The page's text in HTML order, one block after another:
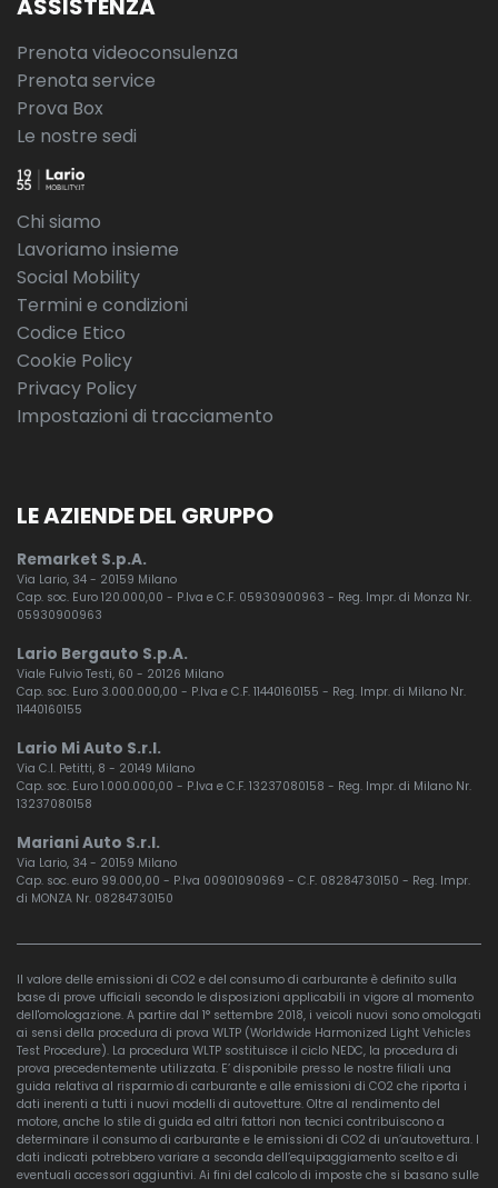
Prenota videoconsulenza
Prenota service
Prova Box
Le nostre sedi
Chi siamo
Lavoriamo insieme
Social Mobility
Termini e condizioni
Codice Etico
Cookie Policy
Privacy Policy
Impostazioni di tracciamento
LE AZIENDE DEL GRUPPO
Remarket S.p.A.
Via Lario, 34 - 20159 Milano
Cap. soc. Euro 120.000,00 - P.Iva e C.F. 05930900963 - Reg. Impr. di Monza Nr.
05930900963
Lario Bergauto S.p.A.
Viale Fulvio Testi, 60 - 20126 Milano
Cap. soc. Euro 3.000.000,00 - P.Iva e C.F. 11440160155 - Reg. Impr. di Milano Nr.
11440160155
Lario Mi Auto S.r.l.
Via C.I. Petitti, 8 - 20149 Milano
Cap. soc. Euro 1.000.000,00 - P.Iva e C.F. 13237080158 - Reg. Impr. di Milano Nr.
13237080158
Mariani Auto S.r.l.
Via Lario, 34 - 20159 Milano
Cap. soc. euro 99.000,00 - P.Iva 00901090969 - C.F. 08284730150 - Reg. Impr.
di MONZA Nr. 08284730150
Il valore delle emissioni di CO2 e del consumo di carburante è definito sulla
base di prove ufficiali secondo le disposizioni applicabili in vigore al momento
dell'omologazione. A partire dal 1° settembre 2018, i veicoli nuovi sono omologati
ai sensi della procedura di prova WLTP (Worldwide Harmonized Light Vehicles
Test Procedure). La procedura WLTP sostituisce il ciclo NEDC, la procedura di
prova precedentemente utilizzata. E’ disponibile presso le nostre filiali una
guida relativa al risparmio di carburante e alle emissioni di CO2 che riporta i
dati inerenti a tutti i nuovi modelli di autovetture. Oltre al rendimento del
motore, anche lo stile di guida ed altri fattori non tecnici contribuiscono a
determinare il consumo di carburante e le emissioni di CO2 di un’autovettura. I
dati indicati potrebbero variare a seconda dell’equipaggiamento scelto e di
eventuali accessori aggiuntivi. Ai fini del calcolo di imposte che si basano sulle